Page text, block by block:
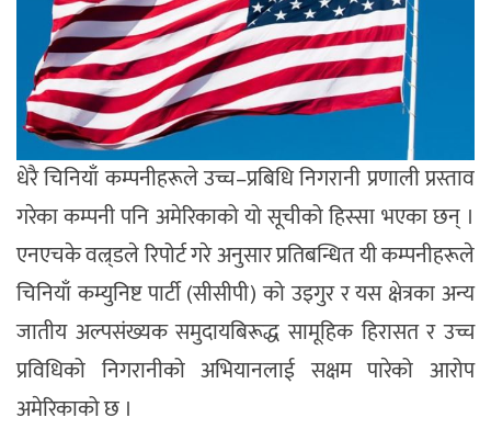
धेरै चिनियाँ कम्पनीहरूले उच्च–प्रबिधि निगरानी प्रणाली प्रस्ताव
गरेका कम्पनी पनि अमेरिकाको यो सूचीको हिस्सा भएका छन् ।
एनएचके वल्र्डले रिपोर्ट गरे अनुसार प्रतिबन्धित यी कम्पनीहरूले
चिनियाँ कम्युनिष्ट पार्टी (सीसीपी) को उइगुर र यस क्षेत्रका अन्य
जातीय अल्पसंख्यक समुदायबिरूद्ध सामूहिक हिरासत र उच्च
प्रविधिको निगरानीको अभियानलाई सक्षम पारेको आरोप
अमेरिकाको छ ।